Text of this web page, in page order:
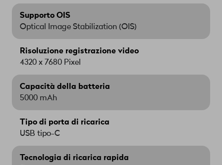
Supporto OIS
Optical Image Stabilization (OIS)
Risoluzione registrazione video
4320 x 7680 Pixel
Capacità della batteria
5000 mAh
Tipo di porta di ricarica
USB tipo-C
Tecnologia di ricarica rapida